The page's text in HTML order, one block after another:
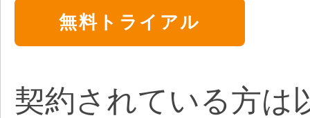
無料トライアル
契約されている方は